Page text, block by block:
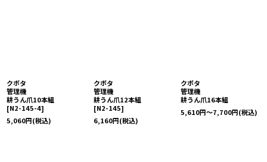
クボタ
管理機
耕うん爪10本組
[N2-145-4]
5,060円(税込)
クボタ
管理機
耕うん爪12本組
[N2-145]
6,160円(税込)
クボタ
管理機
耕うん爪16本組
5,610円～7,700円(税込)